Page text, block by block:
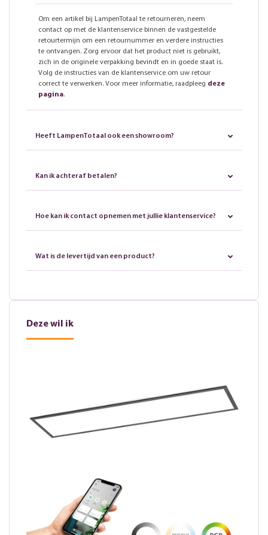
Om een artikel bij LampenTotaal te retourneren, neem
contact op met de klantenservice binnen de vastgestelde
retourtermijn om een retournummer en verdere instructies
te ontvangen. Zorg ervoor dat het product niet is gebruikt,
zich in de originele verpakking bevindt en in goede staat is.
Volg de instructies van de klantenservice om uw retour
correct te verwerken. Voor meer informatie, raadpleeg deze
pagina.
Heeft LampenTotaal ook een showroom?
Kan ik achteraf betalen?
Hoe kan ik contact opnemen met jullie klantenservice?
Wat is de levertijd van een product?
Deze wil ik